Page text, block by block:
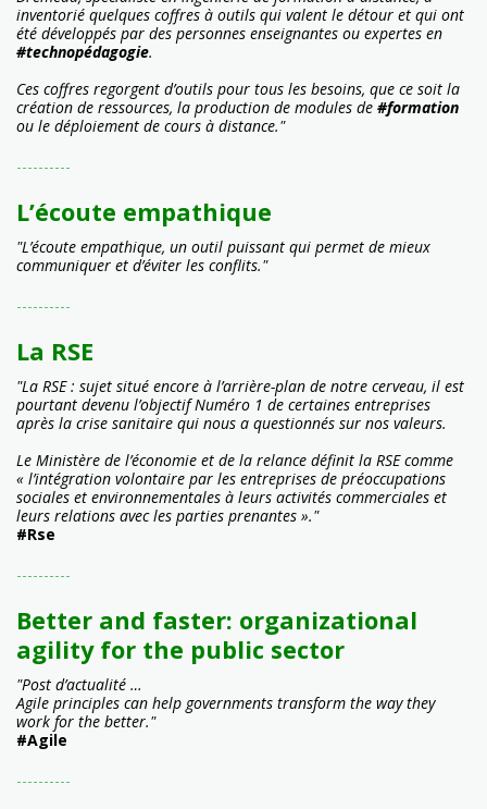
inventorié quelques coffres à outils qui valent le détour et qui ont
été développés par des personnes enseignantes ou expertes en
#technopédagogie.
Ces coffres regorgent d’outils pour tous les besoins, que ce soit la
création de ressources, la production de modules de #formation
ou le déploiement de cours à distance."
----------
L’écoute empathique
"L’écoute empathique, un outil puissant qui permet de mieux
communiquer et d’éviter les conflits."
----------
La RSE
"La RSE : sujet situé encore à l’arrière-plan de notre cerveau, il est
pourtant devenu l’objectif Numéro 1 de certaines entreprises
après la crise sanitaire qui nous a questionnés sur nos valeurs.
Le Ministère de l’économie et de la relance définit la RSE comme
« l’intégration volontaire par les entreprises de préoccupations
sociales et environnementales à leurs activités commerciales et
leurs relations avec les parties prenantes »."
#Rse
----------
Better and faster: organizational
agility for the public sector
"Post d’actualité …
Agile principles can help governments transform the way they
work for the better."
#Agile
----------